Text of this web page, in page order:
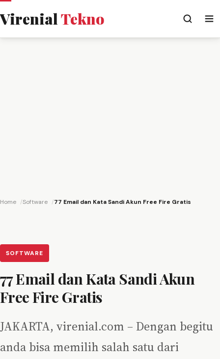
VirenialTekno
Home Software 77 Email dan Kata Sandi Akun Free Fire Gratis
SOFTWARE
77 Email dan Kata Sandi Akun
Free Fire Gratis
JAKARTA, virenial.com – Dengan begitu
anda bisa memilih salah satu dari